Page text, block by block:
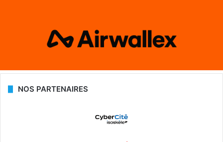
NOS PARTENAIRES